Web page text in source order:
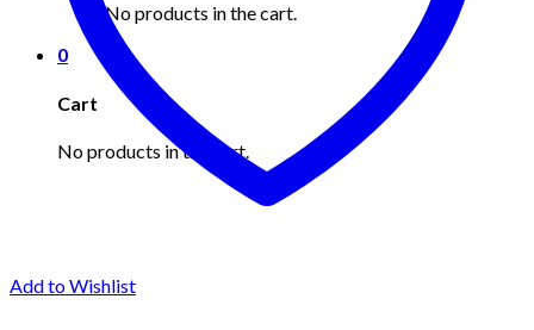
No products in the cart.
0
Cart
No products in the cart.
Add to Wishlist